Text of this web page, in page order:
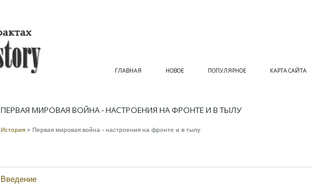
ГЛАВНАЯ НОВОЕ ПОПУЛЯРНОЕ КАРТА САЙТА
ПЕРВАЯ МИРОВАЯ ВОЙНА - НАСТРОЕНИЯ НА ФРОНТЕ И В ТЫЛУ
История » Первая мировая война - настроения на фронте и в тылу
Введение